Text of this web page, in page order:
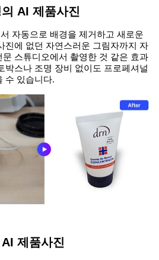
AI 제품사진
자동으로 배경을 제거하고 새로운
진에 없던 자연스러운 그림자까지 자
스튜디오에서 촬영한 것 같은 효과
박스나 조명 장비 없이도 프로페셔널
수 있습니다.
제품사진